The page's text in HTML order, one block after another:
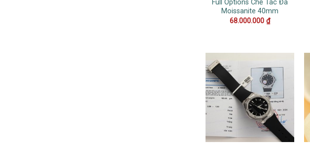
Full Options Chế Tác Đá
Moissanite 40mm
68.000.000 ₫